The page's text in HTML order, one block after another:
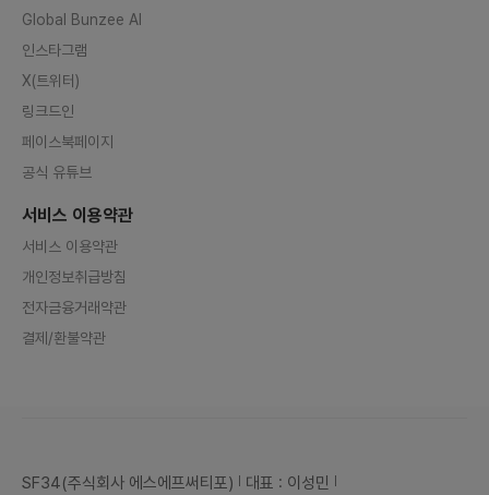
Global Bunzee AI
인스타그램
X(트위터)
링크드인
페이스북페이지
공식 유튜브
서비스 이용약관
서비스 이용약관
개인정보취급방침
전자금융거래약관
결제/환불약관
SF34(주식회사 에스에프써티포)
대표 : 이성민